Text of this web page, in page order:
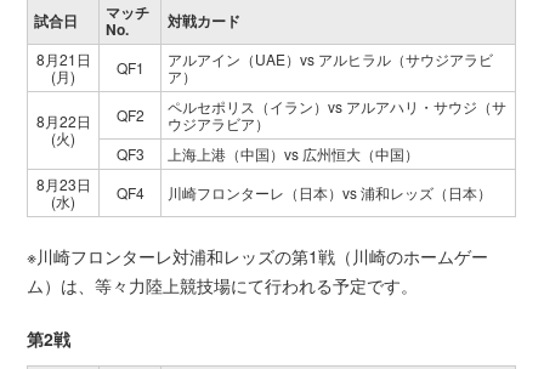
試合日 マッチ
No. 対戦カード
8月21日
(月)
QF1
アルアイン（UAE）vs アルヒラル（サウジアラビ
ア）
8月22日
(火)
QF2
ペルセポリス（イラン）vs アルアハリ・サウジ（サ
ウジアラビア）
QF3
上海上港（中国）vs 広州恒大（中国）
8月23日
(水)
QF4 川崎フロンターレ（日本）vs 浦和レッズ（日本）
※川崎フロンターレ対浦和レッズの第1戦（川崎のホームゲー
ム）は、等々力陸上競技場にて行われる予定です。
第2戦